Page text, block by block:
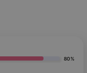
80%